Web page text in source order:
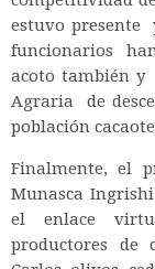
estuvo presente
funcionarios
acoto también y
Agraria de
población
Finalmente, el
Munasca
el enlace
productores de